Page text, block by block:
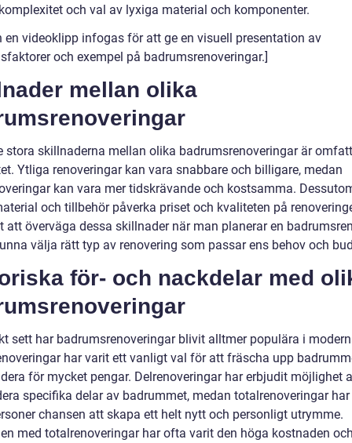
och val av lyxiga material och komponenter.
en videoklipp infogas för att ge en visuell presentation av
och exempel på badrumsrenoveringar.]
mellan olika
stora skillnaderna mellan olika badrumsrenoveringar är
Ytliga renoveringar kan vara snabbare och billigare, medan
kan vara mer tidskrävande och kostsamma.
och tillbehör påverka priset och kvaliteten på
att överväga dessa skillnader när man planerar en
välja rätt typ av renovering som passar ens behov och
för- och nackdelar med
sett har badrumsrenoveringar blivit alltmer populära i
har varit ett vanligt val för att fräscha upp
för mycket pengar. Delrenoveringar har erbjudit möjlighet
specifika delar av badrummet, medan totalrenoveringar
chansen att skapa ett helt nytt och personligt utrymme.
med totalrenoveringar har ofta varit den höga kostnaden